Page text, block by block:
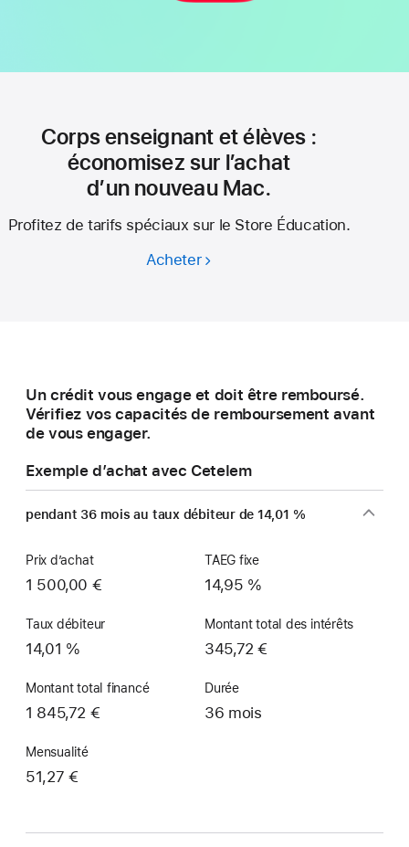
Corps enseignant et élèves :
économisez sur l’achat
d’un nouveau Mac.
Profitez de tarifs spéciaux sur le Store Éducation.
AcheterCorps
Un crédit vous engage et doit être remboursé.
Vérifiez vos capacités de remboursement avant
de vous engager.
Exemple d’achat avec Cetelem
pendant 36 mois au taux débiteur de 14,01 %
Prix d’achat
1 500,00 €
TAEG fixe
14,95 %
Taux débiteur
14,01 %
Montant total des intérêts
345,72 €
Montant total financé
1 845,72 €
Durée
36 mois
Mensualité
51,27 €